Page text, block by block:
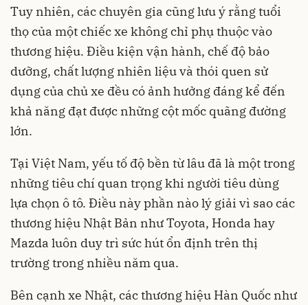
Tuy nhiên, các chuyên gia cũng lưu ý rằng tuổi
thọ của một chiếc xe không chỉ phụ thuộc vào
thương hiệu. Điều kiện vận hành, chế độ bảo
dưỡng, chất lượng nhiên liệu và thói quen sử
dụng của chủ xe đều có ảnh hưởng đáng kể đến
khả năng đạt được những cột mốc quãng đường
lớn.
Tại Việt Nam, yếu tố độ bền từ lâu đã là một trong
những tiêu chí quan trọng khi người tiêu dùng
lựa chọn ô tô. Điều này phần nào lý giải vì sao các
thương hiệu Nhật Bản như Toyota, Honda hay
Mazda luôn duy trì sức hút ổn định trên thị
trường trong nhiều năm qua.
Bên cạnh xe Nhật, các thương hiệu Hàn Quốc như